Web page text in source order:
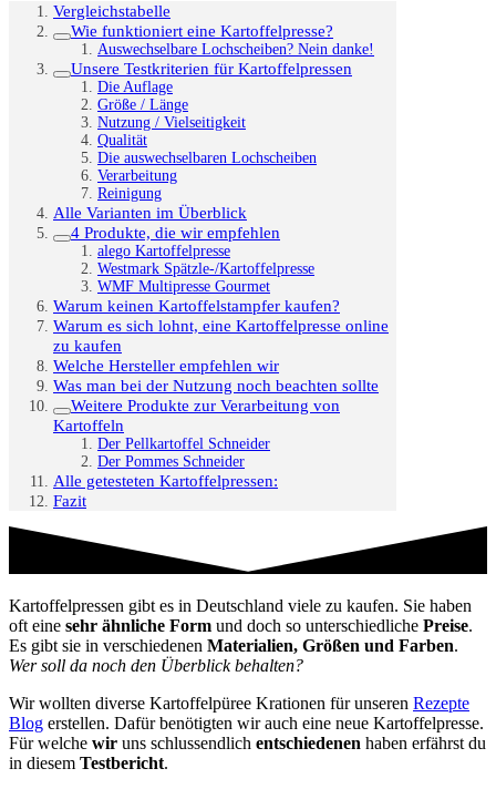
Vergleichstabelle
Wie funktioniert eine Kartoffelpresse?
Auswechselbare Lochscheiben? Nein danke!
Unsere Testkriterien für Kartoffelpressen
Die Auflage
Größe / Länge
Nutzung / Vielseitigkeit
Qualität
Die auswechselbaren Lochscheiben
Verarbeitung
Reinigung
Alle Varianten im Überblick
4 Produkte, die wir empfehlen
alego Kartoffelpresse
Westmark Spätzle-/Kartoffelpresse
WMF Multipresse Gourmet
Warum keinen Kartoffelstampfer kaufen?
Warum es sich lohnt, eine Kartoffelpresse online
zu kaufen
Welche Hersteller empfehlen wir
Was man bei der Nutzung noch beachten sollte
Weitere Produkte zur Verarbeitung von
Kartoffeln
Der Pellkartoffel Schneider
Der Pommes Schneider
Alle getesteten Kartoffelpressen:
Fazit
Kartoffelpressen gibt es in Deutschland viele zu kaufen. Sie haben
oft eine sehr ähnliche Form und doch so unterschiedliche Preise.
Es gibt sie in verschiedenen Materialien, Größen und Farben.
Wer soll da noch den Überblick behalten?
Wir wollten diverse Kartoffelpüree Krationen für unseren Rezepte
Blog erstellen. Dafür benötigten wir auch eine neue Kartoffelpresse.
Für welche wir uns schlussendlich entschiedenen haben erfährst du
in diesem Testbericht.